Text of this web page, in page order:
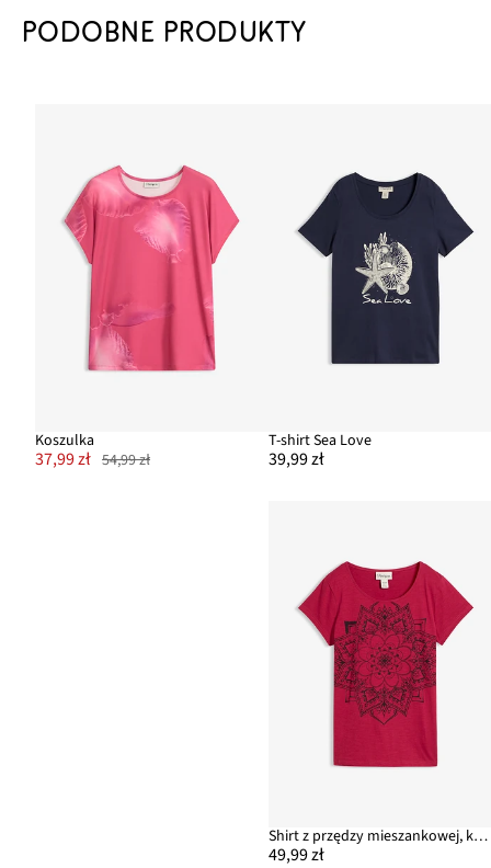
PODOBNE PRODUKTY
Koszulka
37,99 zł 54,99 zł
T-shirt Sea Love
39,99 zł
Shirt z przędzy mieszankowej, krótki rękaw
49,99 zł